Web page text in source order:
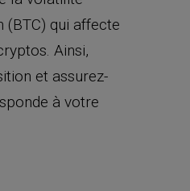
(BTC) qui affecte
Ainsi,
et assurez-
à votre